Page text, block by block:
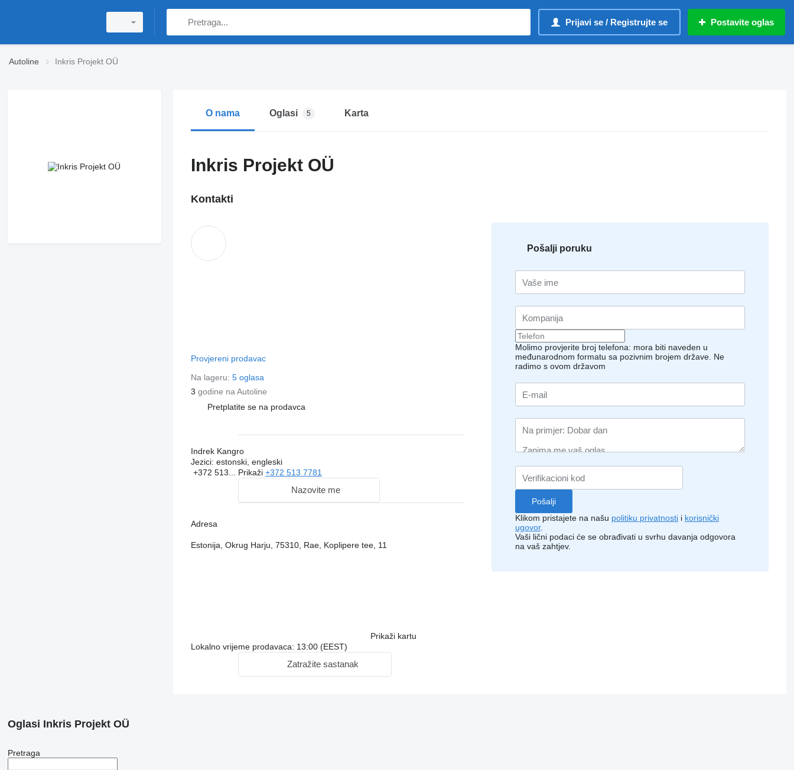
Prijavi se / Registrujte se Postavite oglas
Autoline Inkris Projekt OÜ
O nama Oglasi 5 Karta
Inkris Projekt OÜ
Kontakti
Provjereni prodavac
Na lageru: 5 oglasa
3 godine na Autoline
Pretplatite se na prodavca
Indrek Kangro
Jezici: estonski, engleski
+372 513... Prikaži +372 513 7781
Nazovite me
Adresa
Estonija, Okrug Harju, 75310, Rae, Koplipere tee, 11
Prikaži kartu
Lokalno vrijeme prodavaca: 13:00 (EEST)
Zatražite sastanak
Pošalji poruku
Molimo provjerite broj telefona: mora biti naveden u
međunarodnom formatu sa pozivnim brojem države. Ne
radimo s ovom državom
Klikom pristajete na našu politiku privatnosti i korisnički
ugovor.
Vaši lični podaci će se obrađivati ​​u svrhu davanja odgovora
na vaš zahtjev.
Oglasi Inkris Projekt OÜ
Pretraga